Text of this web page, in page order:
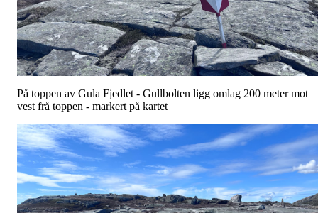
På toppen av Gula Fjedlet - Gullbolten ligg omlag 200 meter mot
vest frå toppen - markert på kartet